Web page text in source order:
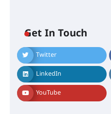
Get In Touch
Twitter
LinkedIn
YouTube
എം.ജി.
ഇംഗ്ളീഷ്